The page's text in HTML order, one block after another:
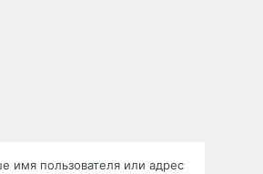
имя пользователя или адрес